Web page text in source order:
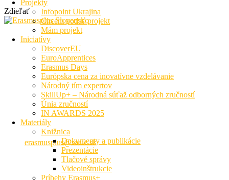
Projekty
Infopoint Ukrajina
Chcem podať projekt
Mám projekt
Iniciatívy
DiscoverEU
EuroApprentices
Erasmus Days
Európska cena za inovatívne vzdelávanie
Národný tím expertov
SkillUp+ – Národná súťaž odborných zručností
Únia zručností
IN AWARDS 2025
Materiály
Knižnica
Dokumenty a publikácie
Prezentácie
Tlačové správy
Videoinštrukcie
Príbehy Erasmus+
Zdieľať
Národná agentúra programu Erasmus+ pre vzdelávanie a
odbornú prípravu
Križkova 9, 81104 Bratislava
+421 2 209 222 01
erasmusplus@saaic.sk
Formálne vzdelávanie